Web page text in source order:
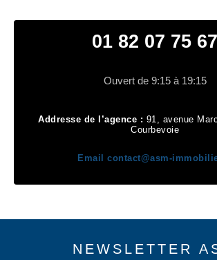
01 82 07 75 67
Ouvert de 9:15 à 19:15
Addresse de l’agence : 91, avenue
Courbevoie
Emailcontact@asm-
NEWSLETTER